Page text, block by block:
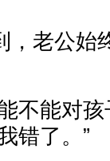
，老公始
不能对
错了。”